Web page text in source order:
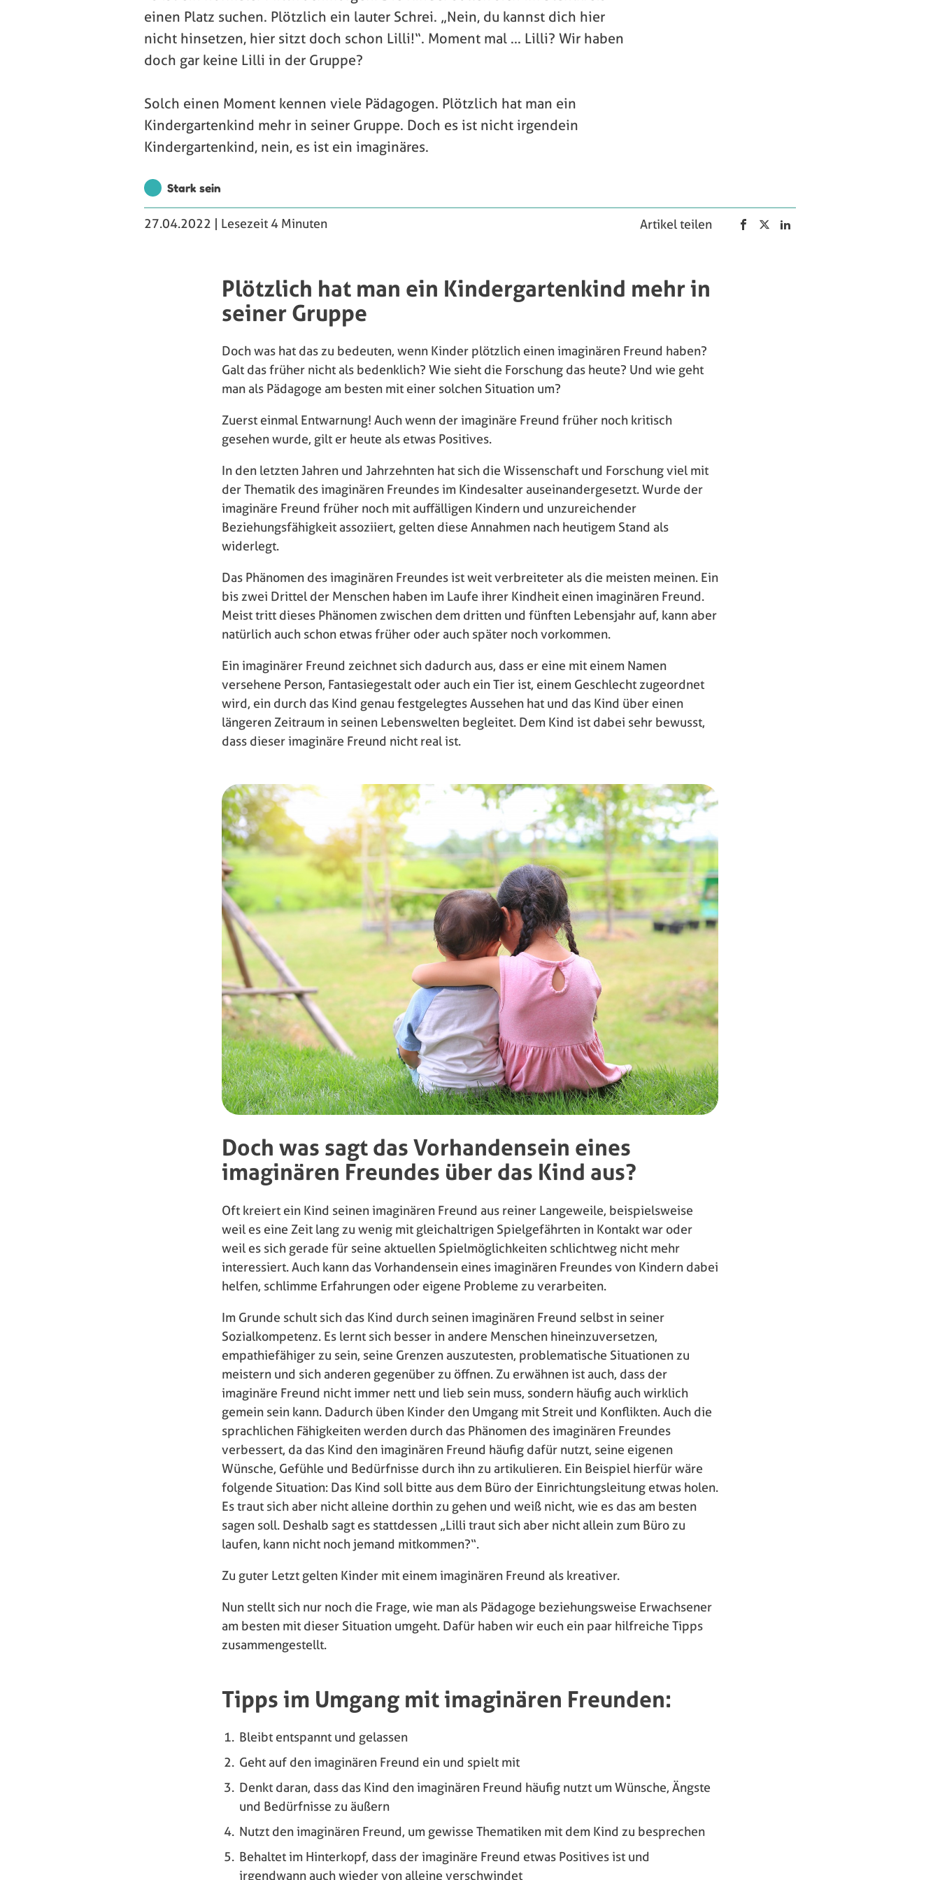
einen Platz suchen. Plötzlich ein lauter Schrei. „Nein, du kannst dich hier
nicht hinsetzen, hier sitzt doch schon Lilli!“. Moment mal ... Lilli? Wir haben
doch gar keine Lilli in der Gruppe?
Solch einen Moment kennen viele Pädagogen. Plötzlich hat man ein
Kindergartenkind mehr in seiner Gruppe. Doch es ist nicht irgendein
Kindergartenkind, nein, es ist ein imaginäres.
Stark sein
27.04.2022 | Lesezeit 4 Minuten Artikel teilen
Plötzlich hat man ein Kindergartenkind mehr in
seiner Gruppe
Doch was hat das zu bedeuten, wenn Kinder plötzlich einen imaginären Freund haben?
Galt das früher nicht als bedenklich? Wie sieht die Forschung das heute? Und wie geht
man als Pädagoge am besten mit einer solchen Situation um?
Zuerst einmal Entwarnung! Auch wenn der imaginäre Freund früher noch kritisch
gesehen wurde, gilt er heute als etwas Positives.
In den letzten Jahren und Jahrzehnten hat sich die Wissenschaft und Forschung viel mit
der Thematik des imaginären Freundes im Kindesalter auseinandergesetzt. Wurde der
imaginäre Freund früher noch mit auffälligen Kindern und unzureichender
Beziehungsfähigkeit assoziiert, gelten diese Annahmen nach heutigem Stand als
widerlegt.
Das Phänomen des imaginären Freundes ist weit verbreiteter als die meisten meinen. Ein
bis zwei Drittel der Menschen haben im Laufe ihrer Kindheit einen imaginären Freund.
Meist tritt dieses Phänomen zwischen dem dritten und fünften Lebensjahr auf, kann aber
natürlich auch schon etwas früher oder auch später noch vorkommen.
Ein imaginärer Freund zeichnet sich dadurch aus, dass er eine mit einem Namen
versehene Person, Fantasiegestalt oder auch ein Tier ist, einem Geschlecht zugeordnet
wird, ein durch das Kind genau festgelegtes Aussehen hat und das Kind über einen
längeren Zeitraum in seinen Lebenswelten begleitet. Dem Kind ist dabei sehr bewusst,
dass dieser imaginäre Freund nicht real ist.
Doch was sagt das Vorhandensein eines
imaginären Freundes über das Kind aus?
Oft kreiert ein Kind seinen imaginären Freund aus reiner Langeweile, beispielsweise
weil es eine Zeit lang zu wenig mit gleichaltrigen Spielgefährten in Kontakt war oder
weil es sich gerade für seine aktuellen Spielmöglichkeiten schlichtweg nicht mehr
interessiert. Auch kann das Vorhandensein eines imaginären Freundes von Kindern dabei
helfen, schlimme Erfahrungen oder eigene Probleme zu verarbeiten.
Im Grunde schult sich das Kind durch seinen imaginären Freund selbst in seiner
Sozialkompetenz. Es lernt sich besser in andere Menschen hineinzuversetzen,
empathiefähiger zu sein, seine Grenzen auszutesten, problematische Situationen zu
meistern und sich anderen gegenüber zu öffnen. Zu erwähnen ist auch, dass der
imaginäre Freund nicht immer nett und lieb sein muss, sondern häufig auch wirklich
gemein sein kann. Dadurch üben Kinder den Umgang mit Streit und Konflikten. Auch die
sprachlichen Fähigkeiten werden durch das Phänomen des imaginären Freundes
verbessert, da das Kind den imaginären Freund häufig dafür nutzt, seine eigenen
Wünsche, Gefühle und Bedürfnisse durch ihn zu artikulieren. Ein Beispiel hierfür wäre
folgende Situation: Das Kind soll bitte aus dem Büro der Einrichtungsleitung etwas holen.
Es traut sich aber nicht alleine dorthin zu gehen und weiß nicht, wie es das am besten
sagen soll. Deshalb sagt es stattdessen „Lilli traut sich aber nicht allein zum Büro zu
laufen, kann nicht noch jemand mitkommen?“.
Zu guter Letzt gelten Kinder mit einem imaginären Freund als kreativer.
Nun stellt sich nur noch die Frage, wie man als Pädagoge beziehungsweise Erwachsener
am besten mit dieser Situation umgeht. Dafür haben wir euch ein paar hilfreiche Tipps
zusammengestellt.
Tipps im Umgang mit imaginären Freunden:
Bleibt entspannt und gelassen
Geht auf den imaginären Freund ein und spielt mit
Denkt daran, dass das Kind den imaginären Freund häufig nutzt um Wünsche, Ängste
und Bedürfnisse zu äußern
Nutzt den imaginären Freund, um gewisse Thematiken mit dem Kind zu besprechen
Behaltet im Hinterkopf, dass der imaginäre Freund etwas Positives ist und
irgendwann auch wieder von alleine verschwindet